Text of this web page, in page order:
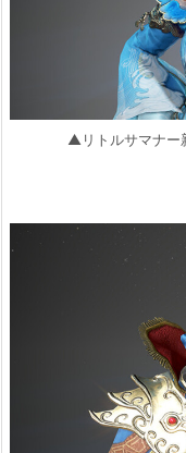
▲リトルサマナー